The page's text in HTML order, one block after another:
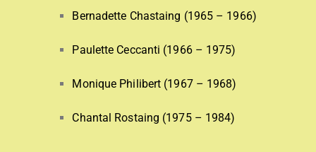
Bernadette Chastaing (1965 – 1966)
Paulette Ceccanti (1966 – 1975)
Monique Philibert (1967 – 1968)
Chantal Rostaing (1975 – 1984)